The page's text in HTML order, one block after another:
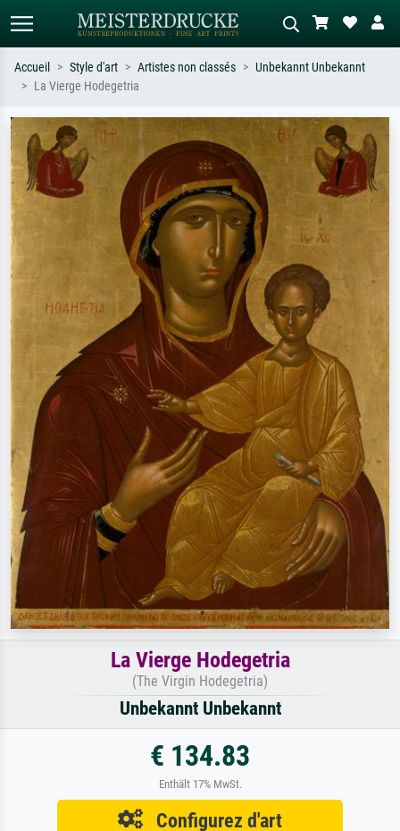
Recherchez par artiste, titre ou style –
ex. Monet, Nuit étoilée,
impressionnisme, vague de Hokusai,
Décrivez la scène – ex. prairie verte,
abstrait avec beaucoup de rouge,
tableau sombre, nu debout près d'un
Accueil Style d'art Artistes non classés
Unbekannt Unbekannt
La Vierge Hodegetria
La Vierge Hodegetria
(The Virgin Hodegetria)
Unbekannt Unbekannt
€ 134.83
Enthält 17% MwSt.
Configurez d'art